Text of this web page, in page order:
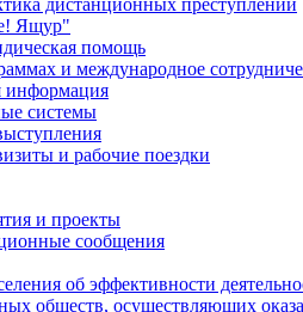
дистанционных преступлений
Ящур"
помощь
и международное
информация
системы
и рабочие поездки
и проекты
сообщения
об эффективности
обществ, осуществляющих